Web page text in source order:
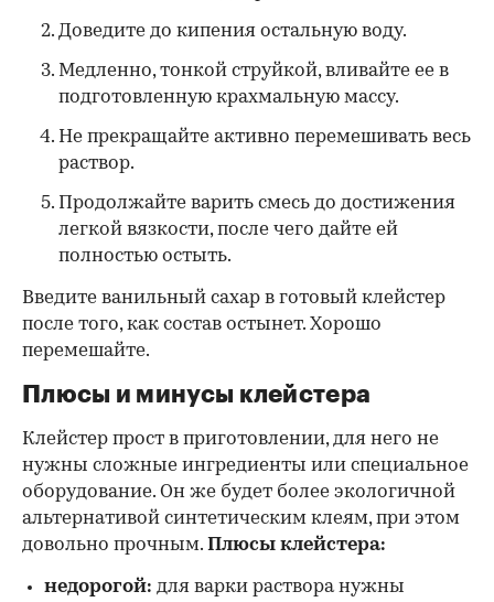
Доведите до кипения остальную воду.
Медленно, тонкой струйкой, вливайте ее в
подготовленную крахмальную массу.
Не прекращайте активно перемешивать весь
раствор.
Продолжайте варить смесь до достижения
легкой вязкости, после чего дайте ей
полностью остыть.
Введите ванильный сахар в готовый клейстер
после того, как состав остынет. Хорошо
перемешайте.
Плюсы и минусы клейстера
Клейстер прост в приготовлении, для него не
нужны сложные ингредиенты или специальное
оборудование. Он же будет более экологичной
альтернативой синтетическим клеям, при этом
довольно прочным. Плюсы клейстера:
недорогой: для варки раствора нужны